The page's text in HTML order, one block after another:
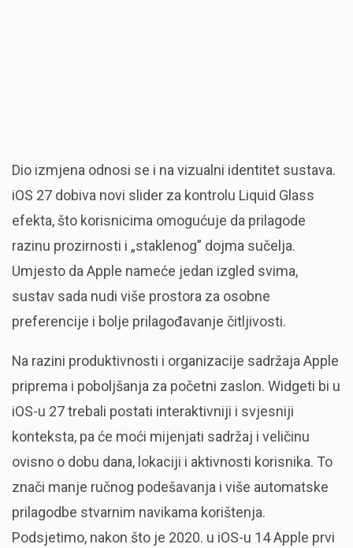
Dio izmjena odnosi se i na vizualni identitet sustava.
iOS 27 dobiva novi slider za kontrolu Liquid Glass
efekta, što korisnicima omogućuje da prilagode
razinu prozirnosti i „staklenog” dojma sučelja.
Umjesto da Apple nameće jedan izgled svima,
sustav sada nudi više prostora za osobne
preferencije i bolje prilagođavanje čitljivosti.
Na razini produktivnosti i organizacije sadržaja Apple
priprema i poboljšanja za početni zaslon. Widgeti bi u
iOS-u 27 trebali postati interaktivniji i svjesniji
konteksta, pa će moći mijenjati sadržaj i veličinu
ovisno o dobu dana, lokaciji i aktivnosti korisnika. To
znači manje ručnog podešavanja i više automatske
prilagodbe stvarnim navikama korištenja.
Podsjetimo, nakon što je 2020. u iOS-u 14 Apple prvi